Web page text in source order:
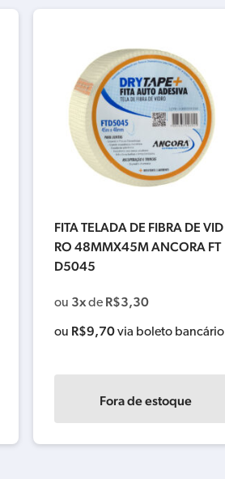
FITA TELADA DE FIBRA DE VID
RO 48MMX45M ANCORA FT
D5045
ou 3xde R$3,30
ou R$9,70via boleto bancário
Fora de estoque